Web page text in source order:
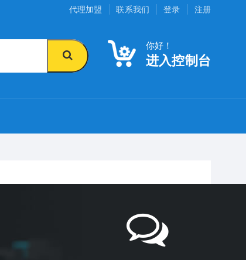
代理加盟 联系我们 登录 注册
你好！
进入控制台